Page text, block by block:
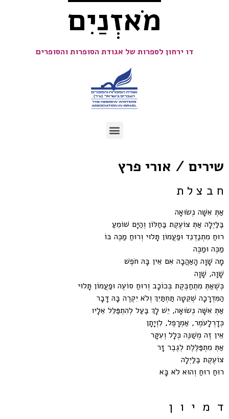
מֹאזְנַיִם
דו ירחון לספרות של אגודת הסופרות והסופרים
שירים / אורי פרץ
ח ב צ ל ת
אַתְּ אִשָּׁה נְשׂוּאָה
בַּלַּיְלָה אַתְּ צוֹעֶקֶת בַּחַלּוֹן וְהַיָּם שׁוֹמֵעַ
רוּחַ מִתְנַדְנֵד וּפַעֲמוֹן תָּלוּי וְרוּחַ מַכֶּה בּוֹ
מַכֶּה וּמַכֶּה
מָה שָׁוָה הָאַהֲבָה אִם אֵין בָּהּ חֹפֶשׁ
שָׁוָה, שָׁוָה
כְּשֶׁאַתְּ מִתְחַבֶּקֶת בְּכוֹכָב וְרוּחַ סוֹעֶה וּפַעֲמוֹן תָּלוּי
הַמִּדְרָכָה שְׁקֵטָה תַּחְתַּיִךְ וְלֹא יִקְרֶה בָּהּ דָּבָר
אַתְּ אִשָּׁה נְשׂוּאָה, יֵשׁ לָךְ בַּעַל לְהִתְפַּלֵּל אֵלָיו
כְּדָרְלָעֹמֶר, אַמְרָפֶל, לִוְיָתָן
אֵין זֶה מְשַׁנֶּה כְּלָל וְעִקָּר
אַתְּ מִתְפַּלֶּלֶת לְגֶבֶר זָר
צוֹעֶקֶת בַּלַּיְלָה
רוּחַ רוּחַ וְהוּא לֹא בָּא
ד מ י ו ן